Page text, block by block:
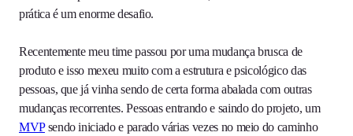
prática é um enorme desafio.
Recentemente meu time passou por uma mudança brusca de
produto e isso mexeu muito com a estrutura e psicológico das
pessoas, que já vinha sendo de certa forma abalada com outras
mudanças recorrentes. Pessoas entrando e saindo do projeto, um
MVPsendo iniciado e parado várias vezes no meio do caminho